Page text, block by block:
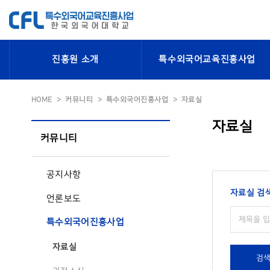
진흥원 소개 특수외국어교육진흥사업
HOME 커뮤니티 특수외국어진흥사업 자료실
커뮤니티
공지사항
언론보도
특수외국어진흥사업
자료실
자료실
자료실 검
검색